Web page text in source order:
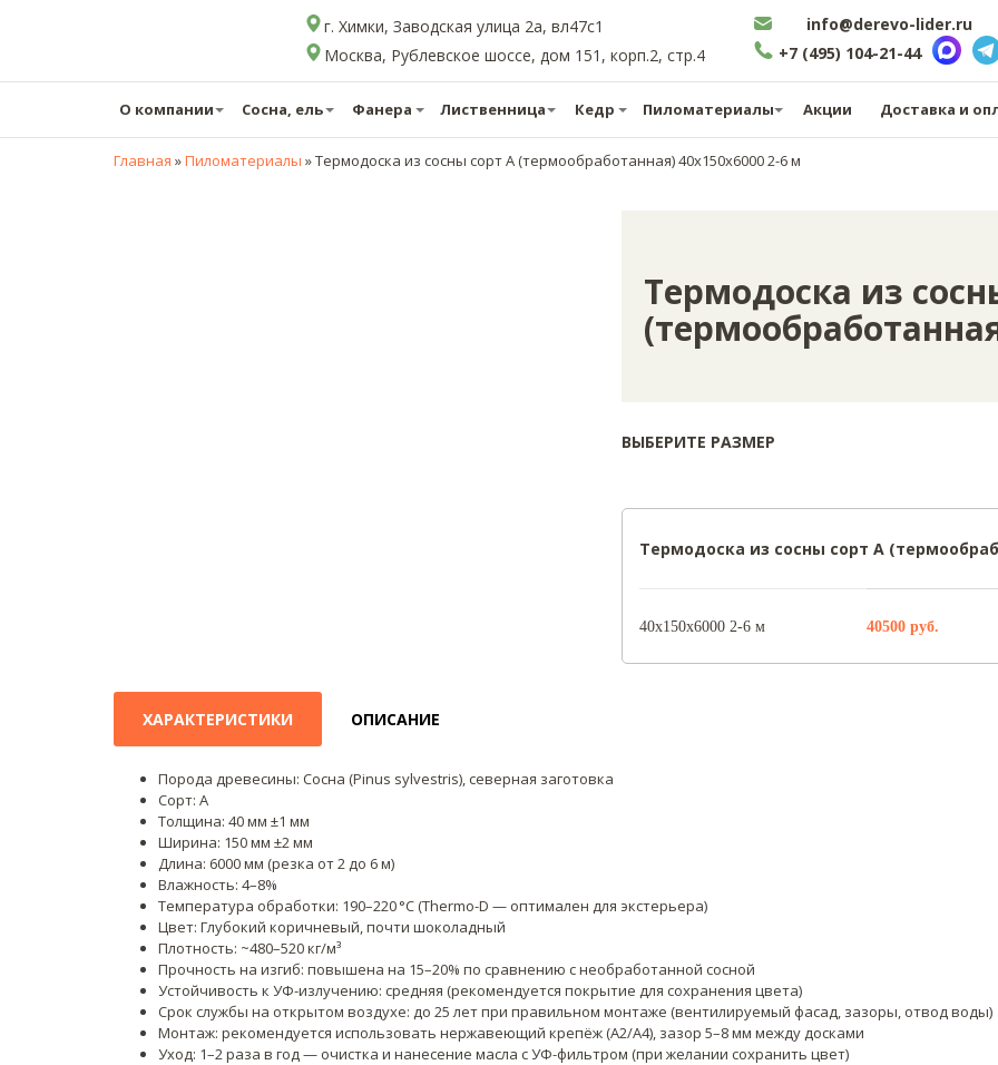
г. Химки, Заводская улица 2а, вл47с1
Москва, Рублевское шоссе, дом 151, корп.2, стр.4
info@derevo-lider.ru
+7 (495) 104-21-44
О компании Сосна, ель Фанера Лиственница Кедр Пиломатериалы Акции Доставка и
Главная »Пиломатериалы »Термодоска из сосны сорт А (термообработанная) 40х150х6000 2-6 м
Термодоска из
ВЫБЕРИТЕ РАЗМЕР
Термодоска из сосны сорт А
40х150х6000 2-6 м 40500 руб.
ХАРАКТЕРИСТИКИ ОПИСАНИЕ
Порода древесины: Сосна (Pinus sylvestris), северная заготовка
Сорт: А
Толщина: 40 мм ±1 мм
Ширина: 150 мм ±2 мм
Длина: 6000 мм (резка от 2 до 6 м)
Влажность: 4–8%
Температура обработки: 190–220 °C (Thermo-D — оптимален для экстерьера)
Цвет: Глубокий коричневый, почти шоколадный
Плотность: ~480–520 кг/м³
Прочность на изгиб: повышена на 15–20% по сравнению с необработанной сосной
Устойчивость к УФ-излучению: средняя (рекомендуется покрытие для сохранения цвета)
Срок службы на открытом воздухе: до 25 лет при правильном монтаже (вентилируемый фасад, зазоры, отвод воды)
Монтаж: рекомендуется использовать нержавеющий крепёж (A2/A4), зазор 5–8 мм между досками
Уход: 1–2 раза в год — очистка и нанесение масла с УФ-фильтром (при желании сохранить цвет)